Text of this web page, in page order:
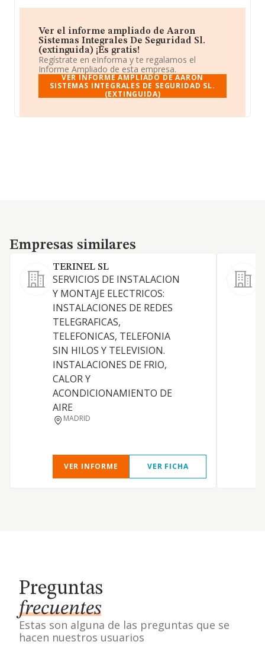
Ver el informe ampliado de Aaron
Sistemas Integrales De Seguridad Sl.
(extinguida) ¡Es gratis!
Regístrate en eInforma y te regalamos el
Informe Ampliado de esta empresa.
VER INFORME AMPLIADO DE AARON
SISTEMAS INTEGRALES DE SEGURIDAD SL.
(EXTINGUIDA)
Empresas similares
Empresas similares
TERINEL SL
SERVICIOS DE INSTALACION
Y MONTAJE ELECTRICOS:
INSTALACIONES DE REDES
TELEGRAFICAS,
TELEFONICAS, TELEFONIA
SIN HILOS Y TELEVISION.
INSTALACIONES DE FRIO,
CALOR Y
ACONDICIONAMIENTO DE
AIRE
MADRID
VER INFORME VER FICHA
Preguntas
frecuentes
Estas son alguna de las preguntas que se
hacen nuestros usuarios